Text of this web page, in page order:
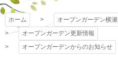
ホーム
オープンガーデン横瀬
オープンガーデン更新情報
オープンガーデンからのお知らせ